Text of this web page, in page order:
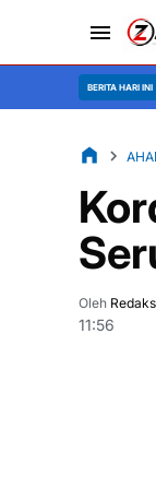
BERITA HARI INI
Oleh
11:56